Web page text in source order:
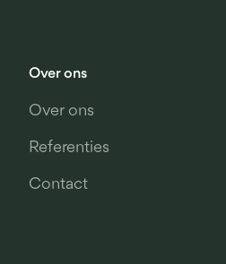
Over ons
Over ons
Referenties
Contact